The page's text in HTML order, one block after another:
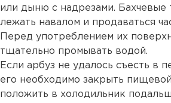
или дыню с надрезами.
лежать навалом и продаваться
Перед употреблением их
тщательно промывать водой.
Если арбуз не удалось съесть в
его необходимо закрыть
положить в холодильник